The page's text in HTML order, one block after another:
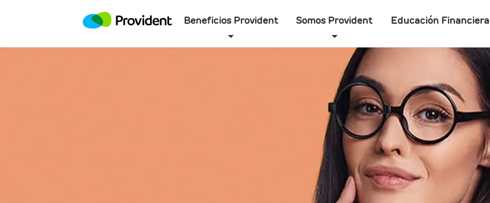
Beneficios Provident Somos Provident Educación Financiera